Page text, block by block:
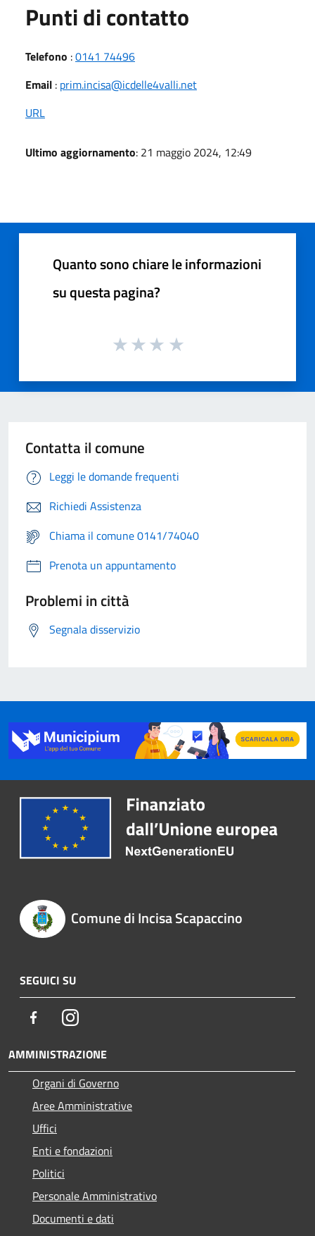
Punti di contatto
Telefono :0141 74496
Email : prim.incisa@icdelle4valli.net
URL
Ultimo aggiornamento: 21 maggio 2024, 12:49
Quanto sono chiare le informazioni
su questa pagina?
Contatta il comune
Leggi le domande frequenti
Richiedi Assistenza
Chiama il comune 0141/74040
Prenota un appuntamento
Problemi in città
Segnala disservizio
Comune di Incisa Scapaccino
SEGUICI SU
FacebookInstagram
AMMINISTRAZIONE
Organi di Governo
Aree Amministrative
Uffici
Enti e fondazioni
Politici
Personale Amministrativo
Documenti e dati